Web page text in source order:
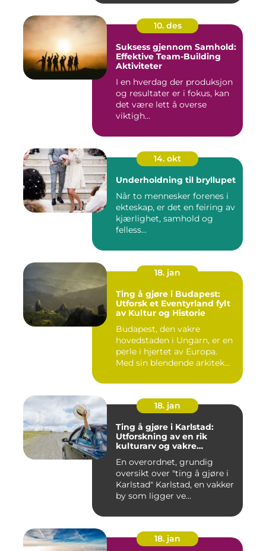
10. des
Suksess gjennom Samhold:
Effektive Team-Building
Aktiviteter
I en hverdag der produksjon
og resultater er i fokus, kan
det være lett å overse
viktigh...
14. okt
Underholdning til bryllupet
Når to mennesker forenes i
ekteskap, er det en feiring av
kjærlighet, samhold og
felless...
18. jan
Ting å gjøre i Budapest:
Utforsk et Eventyrland fylt
av Kultur og Historie
Budapest, den vakre
hovedstaden i Ungarn, er en
perle i hjertet av Europa.
Med sin blendende arkitek...
18. jan
Ting å gjøre i Karlstad:
Utforskning av en rik
kulturarv og vakre
En overordnet, grundig
oversikt over "ting å gjøre i
Karlstad" Karlstad, en vakker
by som ligger ve...
18. jan